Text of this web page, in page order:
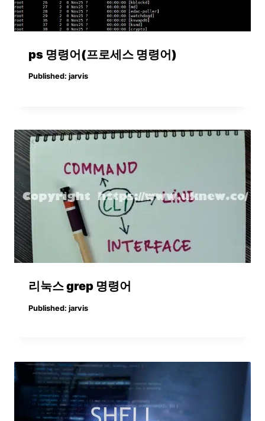
ps 명령어(프로세스 명령어)
Published: jarvis
리눅스 grep 명령어
Published: jarvis